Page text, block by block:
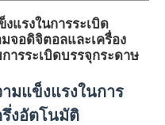
แรงในการระเบิด
จอดิจิตอลและเครื่อง
รระเบิดบรรจุกระดาษ
มแข็งแรงในการ
งอัตโนมัติ